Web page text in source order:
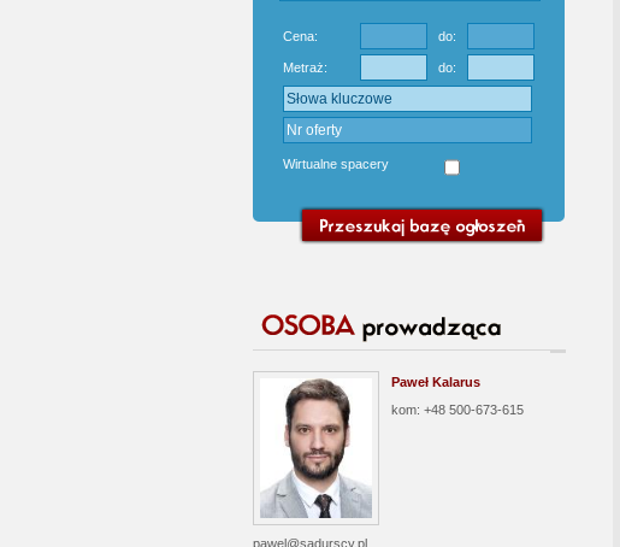
Cena: do:
Metraż: do:
Wirtualne spacery
Paweł Kalarus
kom: +48 500-673-615
pawel@sadurscy.pl